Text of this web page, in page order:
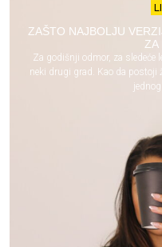
ZAŠTO NAJBOLJU
ZA
Za godišnji odmor, za sledeće
neki drugi grad. Kao da